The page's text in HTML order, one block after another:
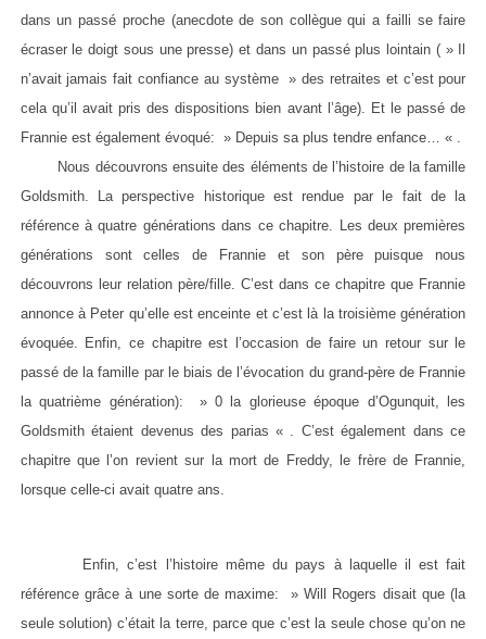
dans un passé proche (anecdote de son collègue qui a failli se faire
écraser le doigt sous une presse) et dans un passé plus lointain ( » Il
n’avait jamais fait confiance au système » des retraites et c’est pour
cela qu’il avait pris des dispositions bien avant l’âge). Et le passé de
Frannie est également évoqué: » Depuis sa plus tendre enfance… « .
Nous découvrons ensuite des éléments de l’histoire de la famille
Goldsmith. La perspective historique est rendue par le fait de la
référence à quatre générations dans ce chapitre. Les deux premières
générations sont celles de Frannie et son père puisque nous
découvrons leur relation père/fille. C’est dans ce chapitre que Frannie
annonce à Peter qu’elle est enceinte et c’est là la troisième génération
évoquée. Enfin, ce chapitre est l’occasion de faire un retour sur le
passé de la famille par le biais de l’évocation du grand-père de Frannie
la quatrième génération): » 0 la glorieuse époque d’Ogunquit, les
Goldsmith étaient devenus des parias « . C’est également dans ce
chapitre que l’on revient sur la mort de Freddy, le frère de Frannie,
lorsque celle-ci avait quatre ans.
Enfin, c’est l’histoire même du pays à laquelle il est fait
référence grâce à une sorte de maxime: » Will Rogers disait que (la
seule solution) c’était la terre, parce que c’est la seule chose qu’on ne